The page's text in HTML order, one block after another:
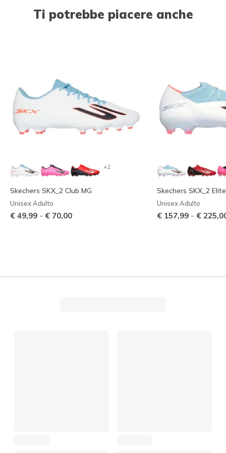
Ti potrebbe piacere anche
+2
Skechers SKX_2 Club MG
Unisex Adulto
€ 49,99 - € 70,00
Skechers SKX_2
Unisex Adulto
€ 157,99 - €